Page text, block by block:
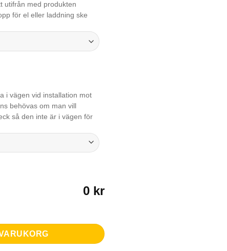
utifrån med produkten
för el eller laddning ske
i vägen vid installation mot
behövas om man vill
så den inte är i vägen för
0 kr